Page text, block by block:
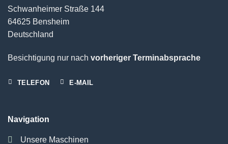
Schwanheimer Straße 144
64625 Bensheim
Deutschland
Besichtigung nur nach vorheriger Terminabsprache
TELEFON E-MAIL
Navigation
Unsere Maschinen